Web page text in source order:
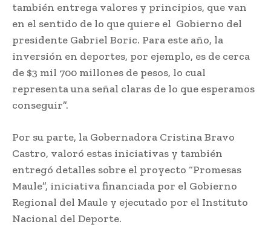
también entrega valores y principios, que van
en el sentido de lo que quiere el Gobierno del
presidente Gabriel Boric. Para este año, la
inversión en deportes, por ejemplo, es de cerca
de $3 mil 700 millones de pesos, lo cual
representa una señal claras de lo que esperamos
conseguir”.
Por su parte, la Gobernadora Cristina Bravo
Castro, valoró estas iniciativas y también
entregó detalles sobre el proyecto “Promesas
Maule”, iniciativa financiada por el Gobierno
Regional del Maule y ejecutado por el Instituto
Nacional del Deporte.